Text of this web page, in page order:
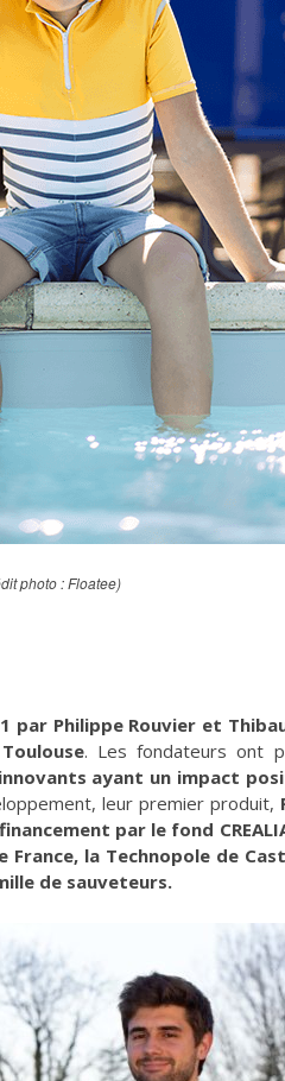
photo : Floatee)
par Philippe Rouvier et
. Les fondateurs ont
ayant un impact
leur premier produit,
par le fond
France, la Technopole de
de sauveteurs.